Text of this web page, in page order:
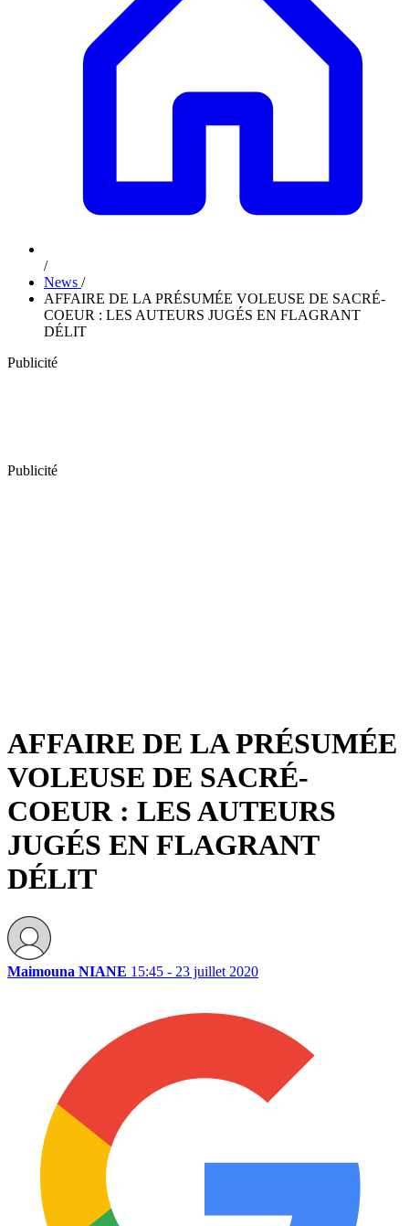
/
News /
AFFAIRE DE LA PRÉSUMÉE VOLEUSE DE SACRÉ-
COEUR : LES AUTEURS JUGÉS EN FLAGRANT
DÉLIT
Publicité
Publicité
AFFAIRE DE LA PRÉSUMÉE
VOLEUSE DE SACRÉ-
COEUR : LES AUTEURS
JUGÉS EN FLAGRANT
DÉLIT
Maimouna NIANE 15:45 - 23 juillet 2020